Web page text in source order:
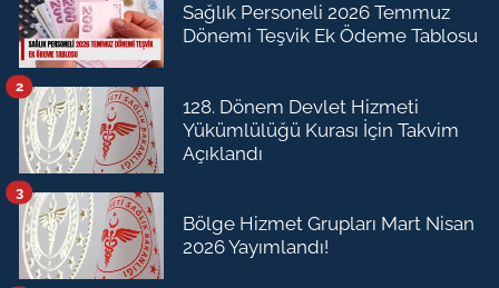
Sağlık Personeli 2026 Temmuz
Dönemi Teşvik Ek Ödeme Tablosu
128. Dönem Devlet Hizmeti
Yükümlülüğü Kurası İçin Takvim
Açıklandı
2
Bölge Hizmet Grupları Mart Nisan
2026 Yayımlandı!
3